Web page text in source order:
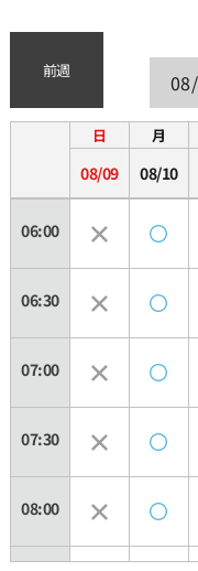
前週
日
08/09
月
08/10
06:00
06:30
07:00
07:30
08:00